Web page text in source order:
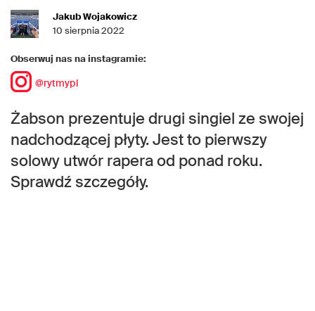
Jakub Wojakowicz
10 sierpnia 2022
Obserwuj nas na instagramie:
@rytmypl
Żabson prezentuje drugi singiel ze swojej
nadchodzącej płyty. Jest to pierwszy
solowy utwór rapera od ponad roku.
Sprawdź szczegóły.